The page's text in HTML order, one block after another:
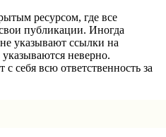
ресурсом, где все
публикации. Иногда
указывают ссылки на
неверно.
себя всю ответственность за